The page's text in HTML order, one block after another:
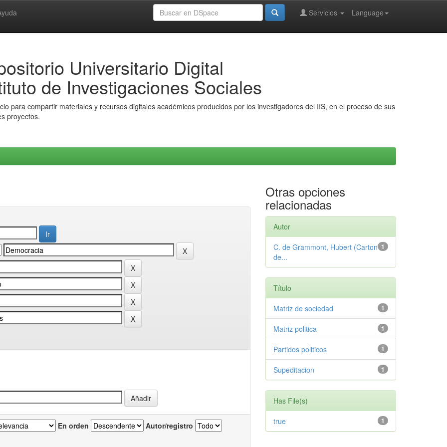
Language
Servicios
Universitario Digital
de Investigaciones Sociales
para compartir materiales y recursos digitales académicos producidos por los investigadores del IIS, en el proceso de sus
proyectos.
En orden Autor/registro
Otras opciones
relacionadas
Autor
1
C. de Grammont, Hubert (Carton
de...
Título
1
Matriz de sociedad
1
Matriz politica
1
Partidos politicos
1
Supeditacion
Has File(s)
1
true